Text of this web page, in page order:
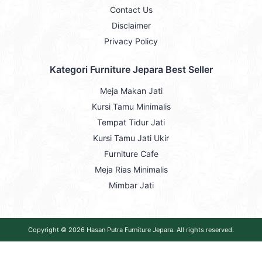
Contact Us
Disclaimer
Privacy Policy
Kategori Furniture Jepara Best Seller
Meja Makan Jati
Kursi Tamu Minimalis
Tempat Tidur Jati
Kursi Tamu Jati Ukir
Furniture Cafe
Meja Rias Minimalis
Mimbar Jati
Copyright © 2026 Hasan Putra Furniture Jepara. All rights reserved.